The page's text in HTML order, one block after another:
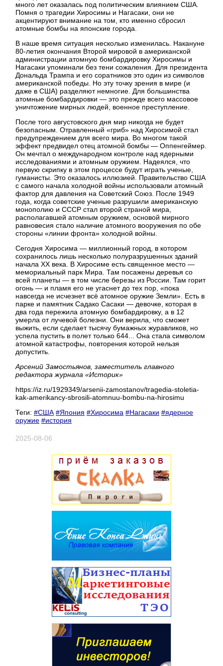
много лет оказалась под политическим влиянием США.
Помня о трагедии Хиросимы и Нагасаки, они не
акцентируют внимание на том, кто именно сбросил
атомные бомбы на японские города.
В наше время ситуация несколько изменилась. Накануне
80-летия окончания Второй мировой в американской
администрации атомную бомбардировку Хиросимы и
Нагасаки упоминали без тени сожаления. Для президента
Дональда Трампа и его соратников это один из символов
американской победы. Но эту точку зрения в мире (и
даже в США) разделяют немногие. Для большинства
атомные бомбардировки — это прежде всего массовое
уничтожение мирных людей, военное преступление.
После того августовского дня мир никогда не будет
безопасным. Отравленный «гриб» над Хиросимой стал
предупреждением для всего мира. Во многом такой
эффект предвидел отец атомной бомбы — Оппенгеймер.
Он мечтал о международном контроле над ядерными
исследованиями и атомным оружием. Надеялся, что
первую скрипку в этом процессе будут играть ученые,
гуманисты. Это оказалось иллюзией. Правительство США
с самого начала холодной войны использовали атомный
фактор для давления на Советский Союз. После 1949
года, когда советские ученые разрушили американскую
монополию и СССР стал второй страной мира,
располагавшей атомным оружием, основой мирного
равновесия стало наличие атомного вооружения по обе
стороны «линии фронта» холодной войны.
Сегодня Хиросима — миллионный город, в котором
сохранилось лишь несколько полуразрушенных зданий
начала ХХ века. В Хиросиме есть священное место —
мемориальный парк Мира. Там посажены деревья со
всей планеты — в том числе березы из России. Там горит
огонь — и пламя его не угаснет до тех пор, «пока
навсегда не исчезнет всё атомное оружие Земли». Есть в
парке и памятник Садако Сасаки — девочке, которая в
два года пережила атомную бомбардировку, а в 12
умерла от лучевой болезни. Они верила, что сможет
выжить, если сделает тысячу бумажных журавликов, но
успела пустить в полет только 644... Она стала символом
атомной катастрофы, повторения которой нельзя
допустить.
Арсений Замостьянов, заместитель главного
редактора журнала «Историк»
https://iz.ru/1929349/arsenii-zamostanov/tragedia-stoletia-
kak-amerikancy-sbrosili-atomnuu-bombu-na-hirosimu
Теги: #США #Япония #Хиросима #Нагасаки #ядерное
оружие #история
2025-08-06